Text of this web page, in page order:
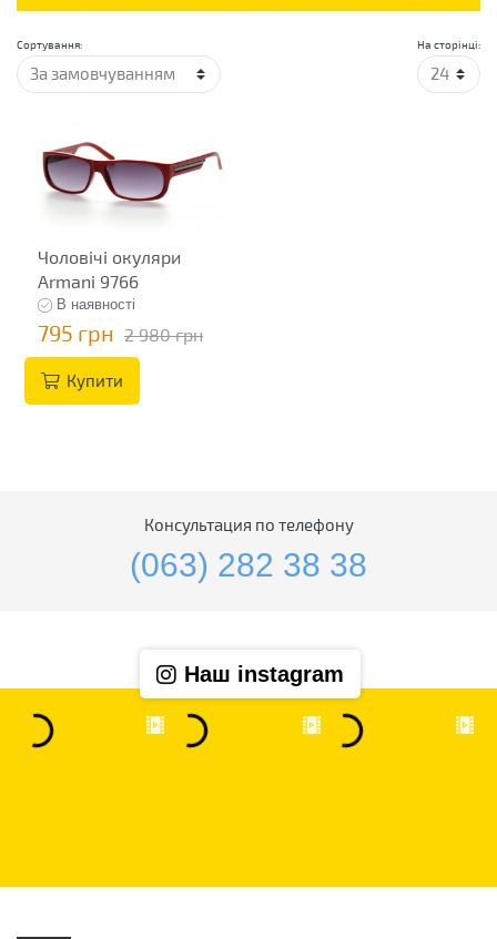
На сторінці:
Сортування:
Чоловічі окуляри
Armani 9766
В наявності
795 грн 2 980 грн
Купити
Консультация по телефону
(063) 282 38 38
Наш instagram